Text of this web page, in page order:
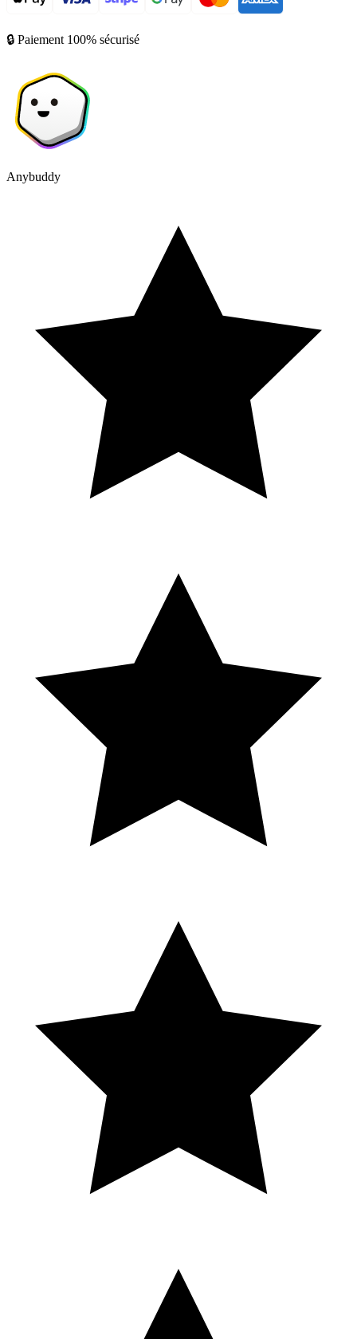
🔒 Paiement 100% sécurisé
Anybuddy